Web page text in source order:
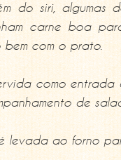
siri, algumas
carne boa
bem com o prato.
como entrada
de
levada ao forno